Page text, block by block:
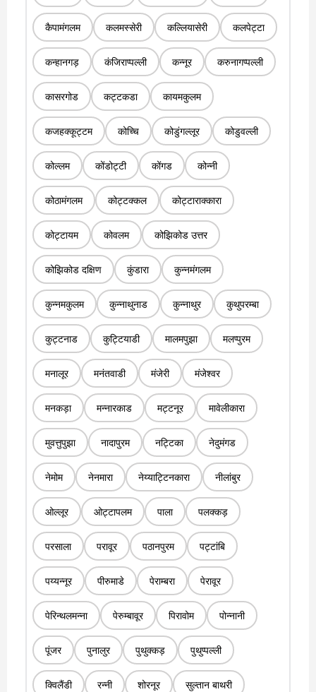
कैपामंगलम कलमस्सेरी कल्लियासेरी कलपेट्टा
कन्हानगड़ कंजिराप्पल्ली कन्नूर करुनागप्पल्ली
कासरगोड कट्टकडा कायमकुलम
कजहक्कूट्टम कोच्चि कोडुंगल्लूर कोडुवल्ली
कोल्लम कोंडोट्टी कोंगड कोन्नी
कोठामंगलम कोट्टक्कल कोट्टाराक्कारा
कोट्टायम कोवलम कोझिकोड उत्तर
कोझिकोड दक्षिण कुंडारा कुन्नमंगलम
कुन्नमकुलम कुन्नाथुनाड कुन्नाथुर कुथुपरम्बा
कुट्टनाड कुट्टियाडी मालमपुझा मलप्पुरम
मनालूर मनंतवाडी मंजेरी मंजेश्वर
मनकड़ा मन्नारकाड मट्टनूर मावेलीकारा
मुवत्तुपुझा नादापुरम नट्टिका नेदुमंगड
नेमोम नेनमारा नेय्याट्टिनकारा नीलांबुर
ओल्लूर ओट्टापलम पाला पलक्कड़
परसाला परावूर पठानपुरम पट्टांबि
पय्यन्नूर पीरुमाडे पेराम्बरा पेरावूर
पेरिन्थलमन्ना पेरुम्बावूर पिरावोम पोन्नानी
पूंजर पुनालुर पुथुक्कड़ पुथुप्पल्ली
क्विलैंडी रन्नी शोरनूर सुल्तान बाथरी